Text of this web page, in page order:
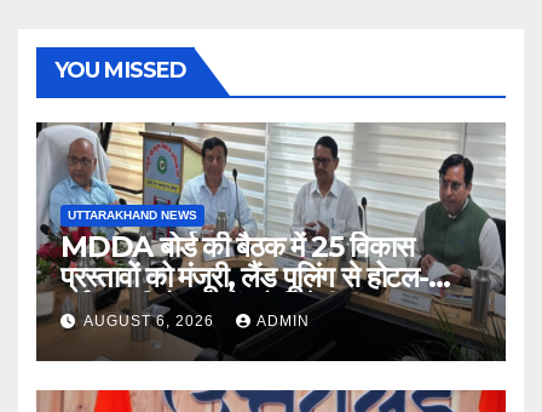
YOU MISSED
UTTARAKHAND NEWS
MDDA बोर्ड की बैठक में 25 विकास
प्रस्तावों को मंजूरी, लैंड पूलिंग से होटल-
पर्यटन परियोजनाओं को मिलेगी रफ्तार
AUGUST 6, 2026 ADMIN